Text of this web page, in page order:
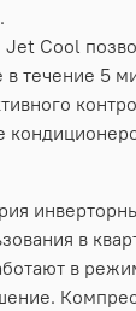
Jet Cool
течение 5
в
в